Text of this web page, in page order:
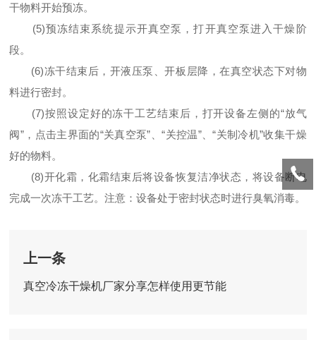
干物料开始预冻。
(5)预冻结束系统提示开真空泵，打开真空泵进入干燥阶
段。
(6)冻干结束后，开液压泵、开板层降，在真空状态下对物
料进行密封。
(7)按照设定好的冻干工艺结束后，打开设备左侧的“放气
阀”，点击主界面的“关真空泵”、“关控温”、“关制冷机”收集干燥
好的物料。
(8)开化霜，化霜结束后将设备恢复洁净状态，将设备断电
完成一次冻干工艺。注意：设备处于密封状态时进行臭氧消毒。
上一条
真空冷冻干燥机厂家分享怎样使用更节能